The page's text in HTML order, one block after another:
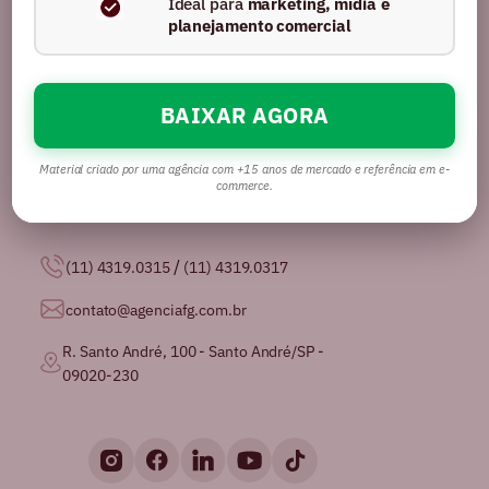
Somos uma agência com mais de 16 anos no
melhores agências de publicidade para se
trabalhar no Brasil.
(11) 4319.0315 / (11) 4319.0317
contato@agenciafg.com.br
R. Santo André, 100 - Santo André/SP -
09020-230
planejamento comercial
BAIXAR AGORA
Material criado por uma agência com +15 anos de mercado e referência em e-
commerce.